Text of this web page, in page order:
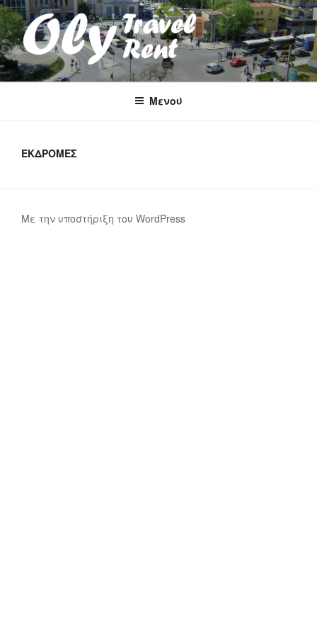
Μετάβαση
στο
περιεχόμενο
OLY TRAVEL RENT
Μενού
ΕΚΔΡΟΜΕΣ
Με την υποστήριξη του WordPress